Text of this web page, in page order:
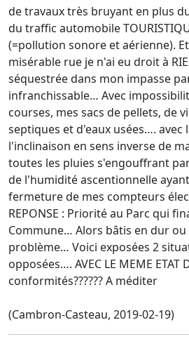
de travaux très bruyant en plus
du traffic automobile
(=pollution sonore et aérienne).
misérable rue je n'ai eu droit à
séquestrée dans mon impasse
infranchissable… Avec
courses, mes sacs de pellets, de
septiques et d'eaux usées….
l'inclinaison en sens inverse de
toutes les pluies s'engouffrant
de l'humidité ascentionnelle
fermeture de mes compteurs
REPONSE : Priorité au Parc qui
Commune… Alors bâtis en dur ou
problème… Voici exposées 2
opposées…. AVEC LE MEME ETAT
conformités?????? A méditer
(Cambron-Casteau, 2019-02-19)